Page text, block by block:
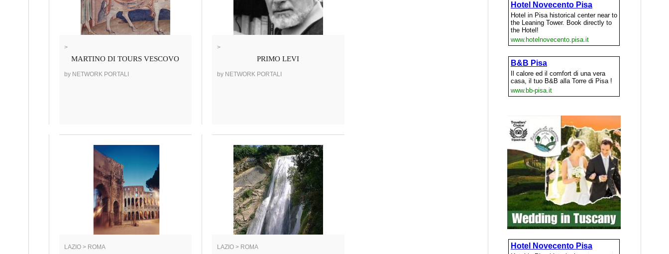
>
MARTINO DI TOURS VESCOVO
by NETWORK PORTALI
>
PRIMO LEVI
by NETWORK PORTALI
LAZIO > ROMA LAZIO > ROMA